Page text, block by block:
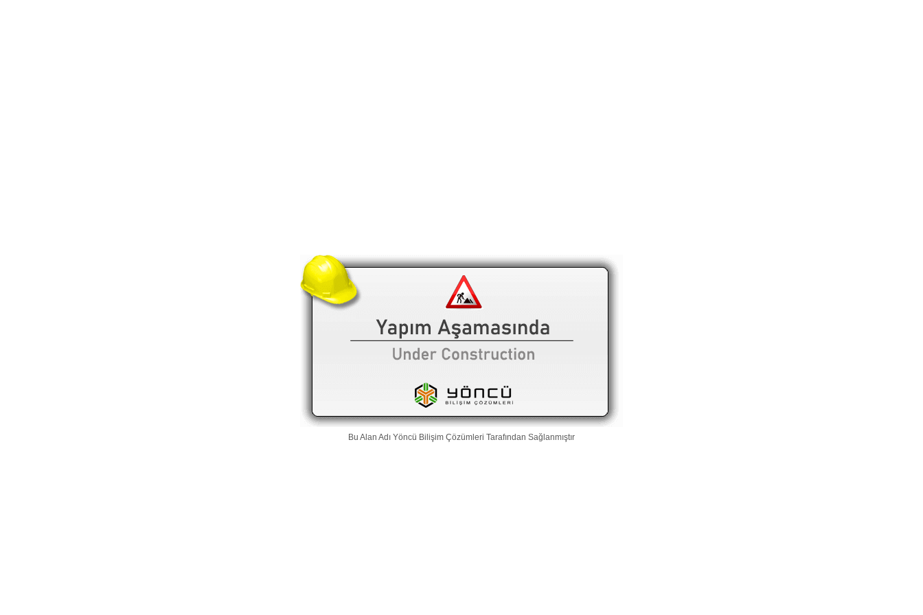
Bu Alan Adı Yöncü Bilişim Çözümleri Tarafından Sağlanmıştır